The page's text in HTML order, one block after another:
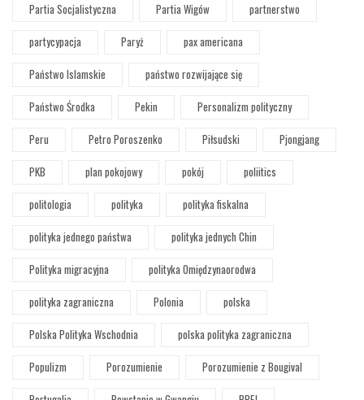
Partia Socjalistyczna
Partia Wigów
partnerstwo
partycypacja
Paryż
pax americana
Państwo Islamskie
państwo rozwijające się
Państwo Środka
Pekin
Personalizm polityczny
Peru
Petro Poroszenko Piłsudski
Pjongjang
PKB
plan pokojowy pokój
poliitics
politologia
polityka
polityka fiskalna
polityka jednego państwa
polityka jednych Chin
Polityka migracyjna
polityka Omiędzynaorodwa
polityka zagraniczna
Polonia
polska
Polska Polityka Wschodnia
polska polityka zagraniczna
Populizm
Porozumienie
Porozumienie z Bougival